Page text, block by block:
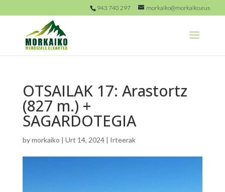
943 740 297 morkaiko@morkaiko.eus
OTSAILAK 17: Arastortz
(827 m.) +
SAGARDOTEGIA
bymorkaiko | Urt 14, 2024| Irteerak